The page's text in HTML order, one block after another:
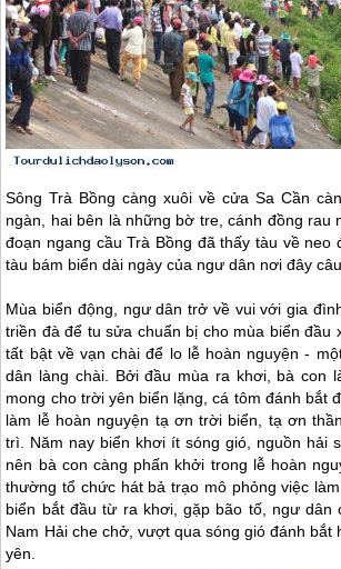
Sông Trà Bồng càng xuôi về cửa Sa Cần
ngàn, hai bên là những bờ tre, cánh đồng rau
đoạn ngang cầu Trà Bồng đã thấy tàu về neo
tàu bám biển dài ngày của ngư dân nơi đây
Mùa biển động, ngư dân trở về vui với gia
triền đà để tu sửa chuẩn bị cho mùa biển đầu
tất bật về vạn chài để lo lễ hoàn nguyện -
dân làng chài. Bởi đầu mùa ra khơi, bà con
mong cho trời yên biển lặng, cá tôm đánh bắt
làm lễ hoàn nguyện tạ ơn trời biển, tạ ơn
trì. Năm nay biển khơi ít sóng gió, nguồn hải
nên bà con càng phấn khởi trong lễ hoàn
thường tổ chức hát bả trạo mô phỏng việc
biển bắt đầu từ ra khơi, gặp bão tố, ngư dân
Nam Hải che chở, vượt qua sóng gió đánh bắt
yên.